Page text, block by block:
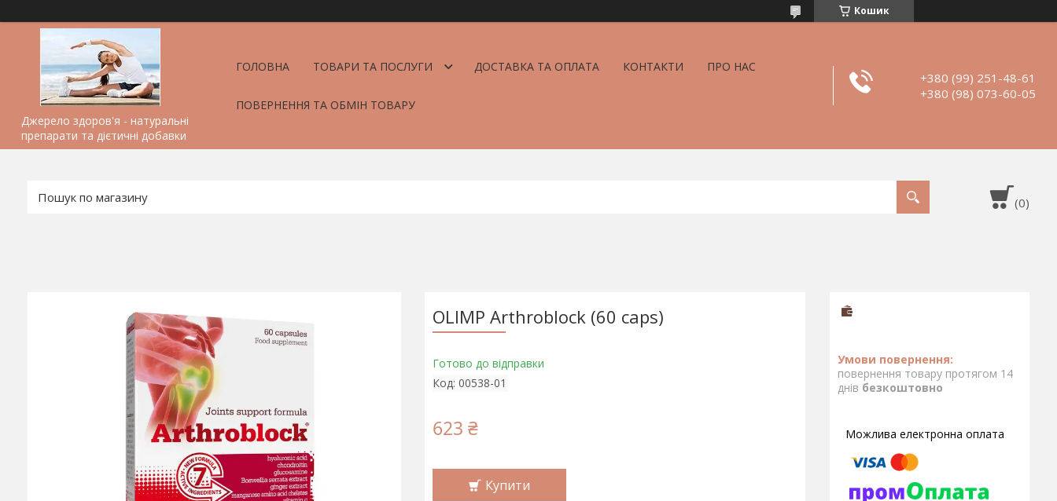
Кошик
Джерело здоров'я - натуральні
препарати та дієтичні добавки
ГОЛОВНА ТОВАРИ ТА ПОСЛУГИ ДОСТАВКА ТА ОПЛАТА КОНТАКТИ ПРО НАС
ПОВЕРНЕННЯ ТА ОБМІН ТОВАРУ
+380 (99) 251-48-61
+380 (98) 073-60-05
OLIMP Arthroblock (60 caps)
Готово до відправки
Код: 00538-01
623 ₴
Купити
повернення товару протягом 14
днів безкоштовно